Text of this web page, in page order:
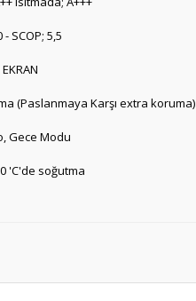
- SCOP; 5,5
EKRAN
(Paslanmaya Karşı extra koruma)
Gece Modu
'C'de soğutma